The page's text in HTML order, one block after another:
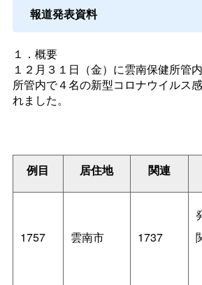
報道発表資料
１．概要
１２月３１日（金）に雲南保健所管
所管内で４名の新型コロナウイルス
れました。
例目 居住地 関連
1757 雲南市 1737